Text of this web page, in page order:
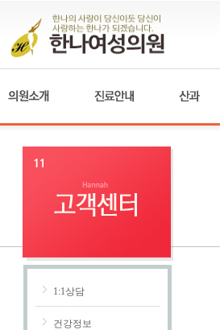
1:1상담
건강정보